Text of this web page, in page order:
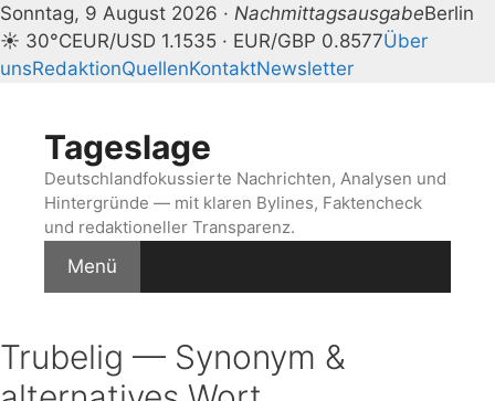
Sonntag, 9 August 2026 · NachmittagsausgabeBerlin
☀ 30°CEUR/USD 1.1535 · EUR/GBP 0.8577Über
unsRedaktionQuellenKontaktNewsletter
springenTageslage
Deutschlandfokussierte Nachrichten, Analysen und
Hintergründe — mit klaren Bylines, Faktencheck
und redaktioneller Transparenz.
Menü
Trubelig — Synonym &